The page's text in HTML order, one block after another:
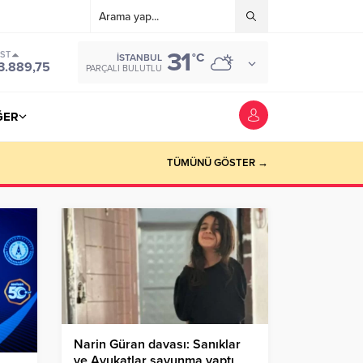
İSTANBUL
PARÇALI BULUTLU 31°C
TÜMÜNÜ GÖSTER →
Narin Güran davası: Sanıklar